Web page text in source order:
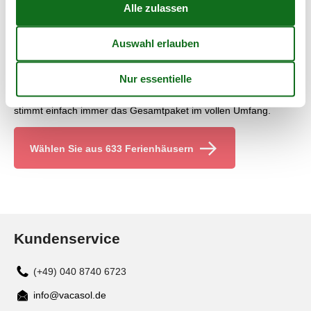
See vor allem im Sommer zum Baden und Verweilen ein.
Wanderungen durchführen, mit dem Rad fahren, joggen oder
einfach nur das oft sehr schöne Wetter genießen.
Der Gardasee ist einfach immer eine Reise wert und vereint
jede Menge Erholung mit ausreichenden Attraktionen. Hier
stimmt einfach immer das Gesamtpaket im vollen Umfang.
Wählen Sie aus 633 Ferienhäusern
Kundenservice
(+49) 040 8740 6723
info@vacasol.de